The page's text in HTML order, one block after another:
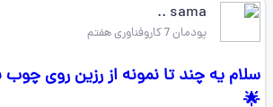
sama ..
پودمان 7 کاروفناوری هفتم
سلام یه چند تا نمونه از رزین روی چوب